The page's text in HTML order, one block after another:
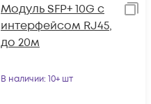
Модуль SFP+ 10G с
интерфейсом RJ45,
до 20м
В наличии: 10+ шт